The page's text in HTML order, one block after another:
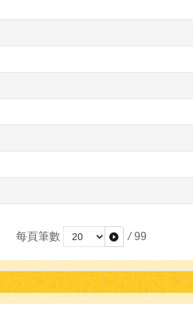
每頁筆數 / 99